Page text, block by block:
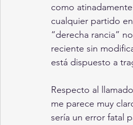
como
cualquier partido
“derecha rancia”
reciente sin
está dispuesto a
Respecto al
me parece muy
sería un error fatal